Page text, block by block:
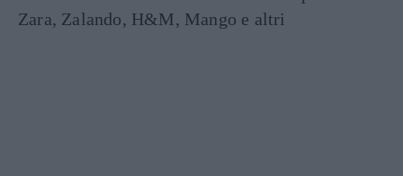
Zara, Zalando, H&M, Mango e altri